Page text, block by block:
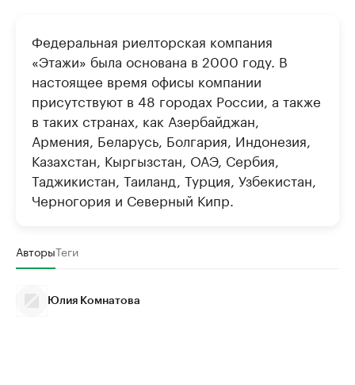
Федеральная риелторская компания
«Этажи» была основана в 2000 году. В
настоящее время офисы компании
присутствуют в 48 городах России, а также
в таких странах, как Азербайджан,
Армения, Беларусь, Болгария, Индонезия,
Казахстан, Кыргызстан, ОАЭ, Сербия,
Таджикистан, Таиланд, Турция, Узбекистан,
Черногория и Северный Кипр.
АвторыТеги
Юлия Комнатова